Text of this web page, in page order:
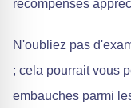
récompenses
N'oubliez pas
; cela pourrait vous
embauches parmi